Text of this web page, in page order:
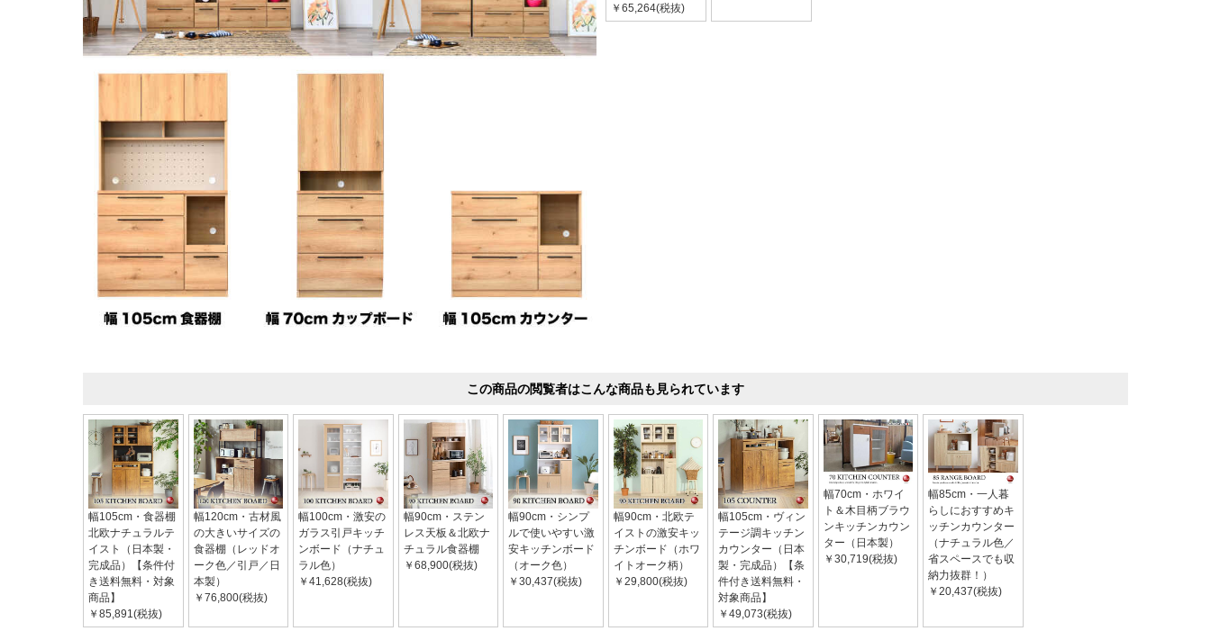
￥65,264(税抜)
この商品の閲覧者はこんな商品も見られています
幅105cm・食器棚
北欧ナチュラルテ
イスト（日本製・
完成品）【条件付
き送料無料・対象
商品】
￥85,891(税抜)
幅120cm・古材風
の大きいサイズの
食器棚（レッドオ
ーク色／引戸／日
本製）
￥76,800(税抜)
幅100cm・激安の
ガラス引戸キッチ
ンボード（ナチュ
ラル色）
￥41,628(税抜)
幅90cm・ステン
レス天板＆北欧ナ
チュラル食器棚
￥68,900(税抜)
幅90cm・シンプ
ルで使いやすい激
安キッチンボード
（オーク色）
￥30,437(税抜)
幅90cm・北欧テ
イストの激安キッ
チンボード（ホワ
イトオーク柄）
￥29,800(税抜)
幅105cm・ヴィン
テージ調キッチン
カウンター（日本
製・完成品）【条
件付き送料無料・
対象商品】
￥49,073(税抜)
幅70cm・ホワイ
ト＆木目柄ブラウ
ンキッチンカウン
ター（日本製）
￥30,719(税抜)
幅85cm・一人暮
らしにおすすめキ
ッチンカウンター
（ナチュラル色／
省スペースでも収
納力抜群！）
￥20,437(税抜)